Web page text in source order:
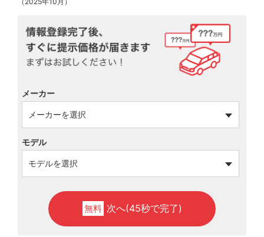
メーカー
モデル
無料 次へ(45秒で完了)